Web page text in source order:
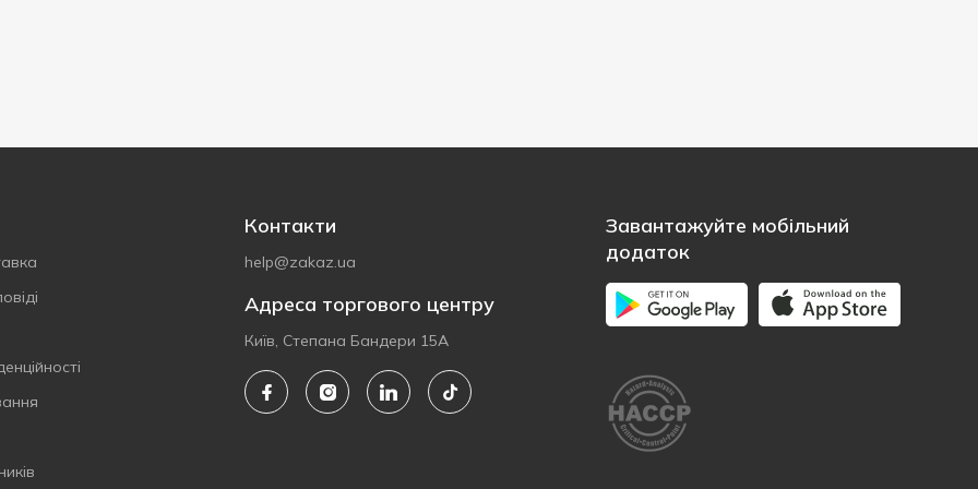
Контакти
help@zakaz.ua
Адреса торгового центру
Київ, Степана Бандери 15А
Завантажуйте мобільний
додаток